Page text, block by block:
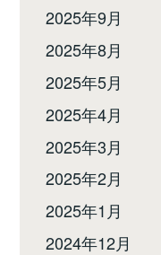
2025年9月
2025年8月
2025年5月
2025年4月
2025年3月
2025年2月
2025年1月
2024年12月